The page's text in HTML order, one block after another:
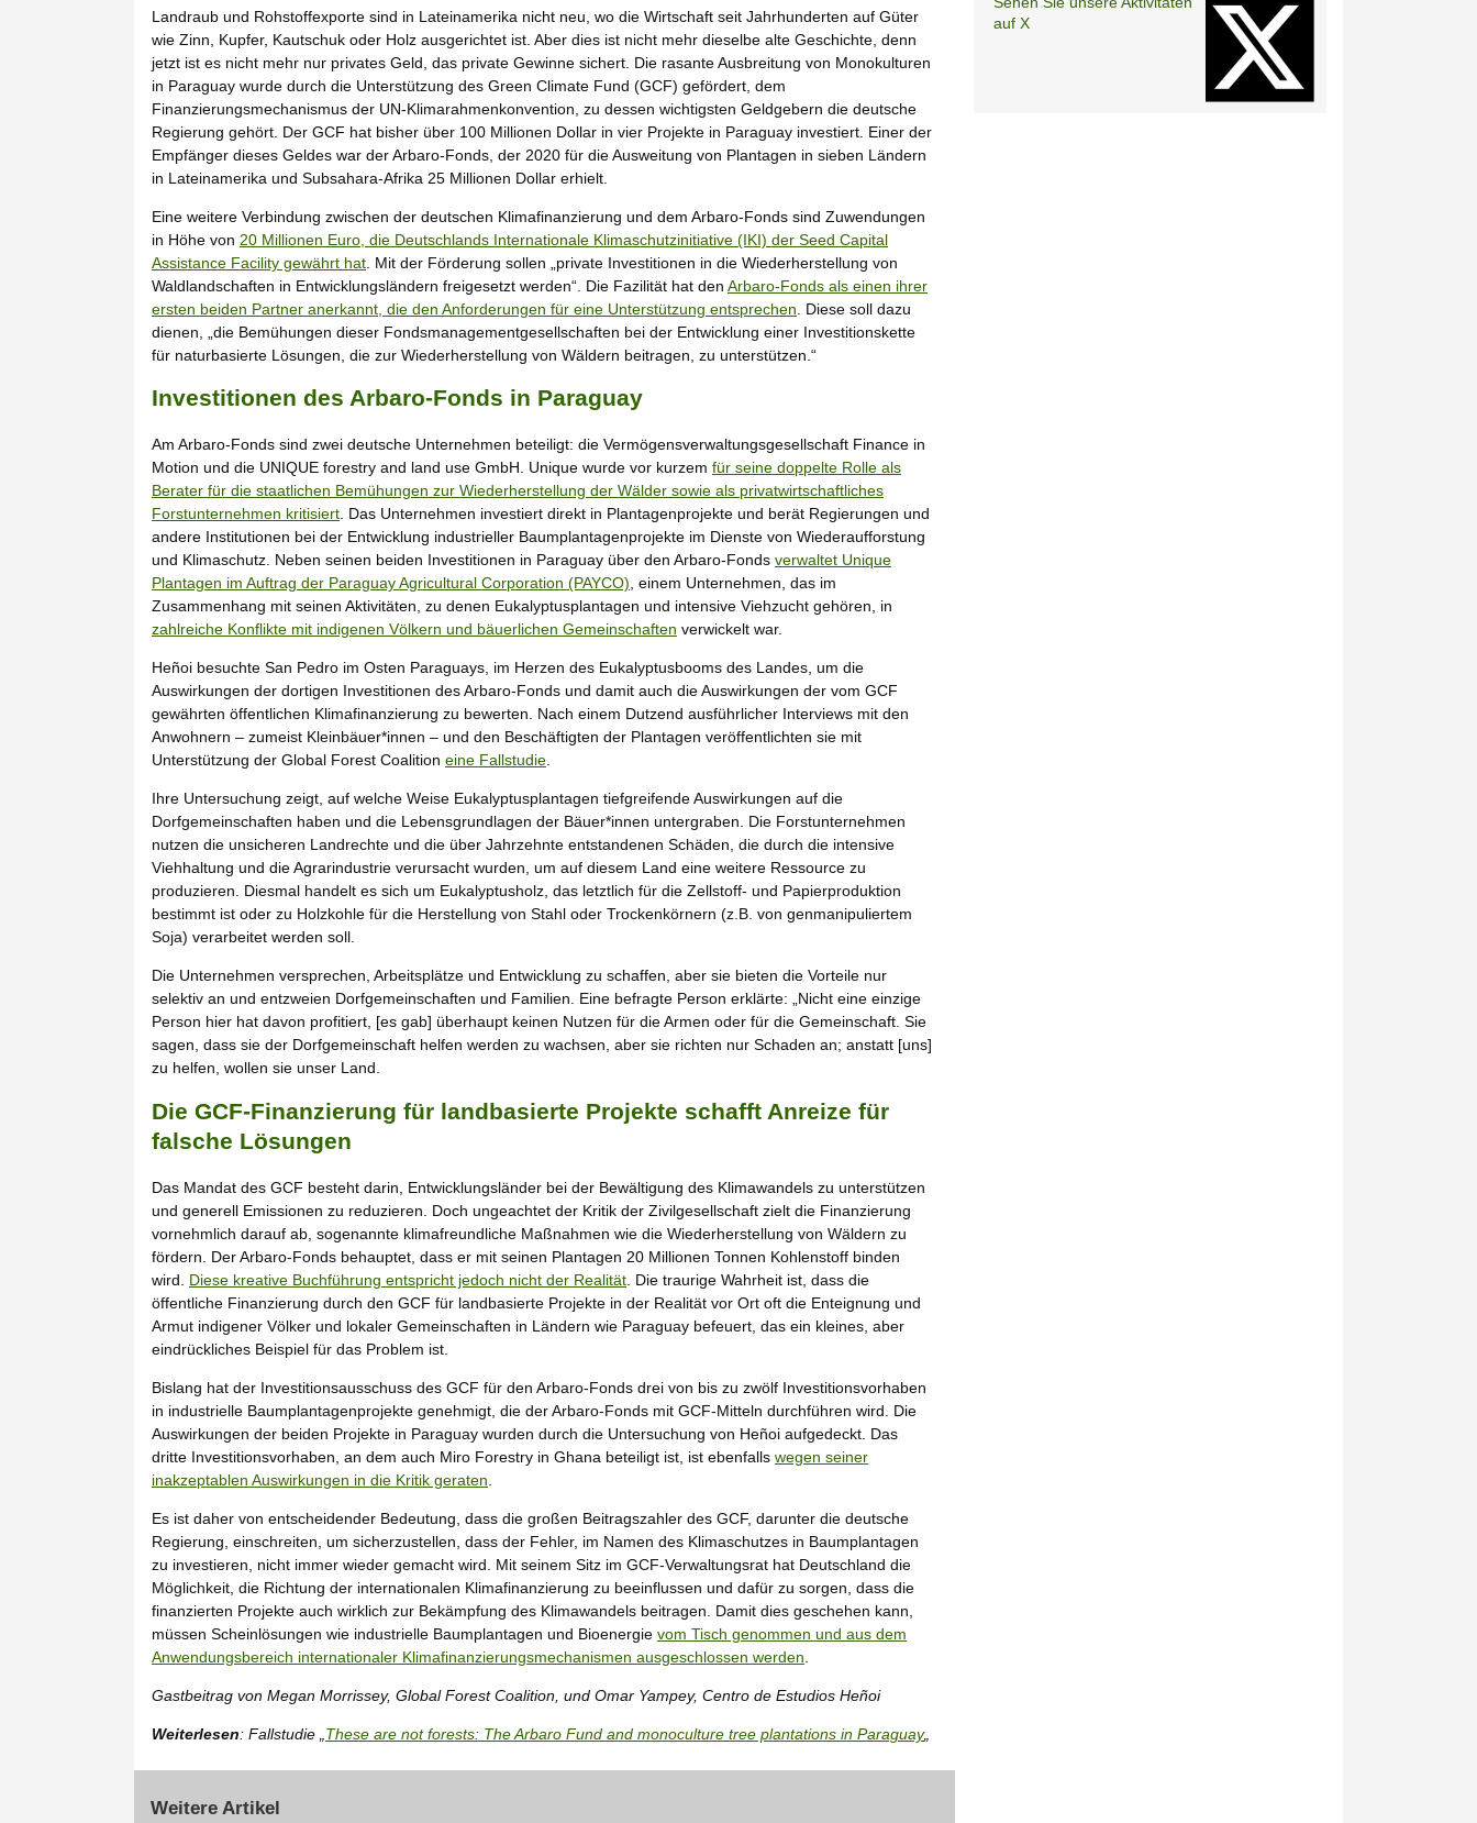
Landraub und Rohstoffexporte sind in Lateinamerika nicht neu, wo die Wirtschaft seit Jahrhunderten auf Güter
wie Zinn, Kupfer, Kautschuk oder Holz ausgerichtet ist. Aber dies ist nicht mehr dieselbe alte Geschichte, denn
jetzt ist es nicht mehr nur privates Geld, das private Gewinne sichert. Die rasante Ausbreitung von Monokulturen
in Paraguay wurde durch die Unterstützung des Green Climate Fund (GCF) gefördert, dem
Finanzierungsmechanismus der UN-Klimarahmenkonvention, zu dessen wichtigsten Geldgebern die deutsche
Regierung gehört. Der GCF hat bisher über 100 Millionen Dollar in vier Projekte in Paraguay investiert. Einer der
Empfänger dieses Geldes war der Arbaro-Fonds, der 2020 für die Ausweitung von Plantagen in sieben Ländern
in Lateinamerika und Subsahara-Afrika 25 Millionen Dollar erhielt.
Eine weitere Verbindung zwischen der deutschen Klimafinanzierung und dem Arbaro-Fonds sind Zuwendungen
in Höhe von 20 Millionen Euro, die Deutschlands Internationale Klimaschutzinitiative (IKI) der Seed Capital
Assistance Facility gewährt hat . Mit der Förderung sollen „private Investitionen in die Wiederherstellung von
Waldlandschaften in Entwicklungsländern freigesetzt werden“. Die Fazilität hat den Arbaro-Fonds als einen ihrer
ersten beiden Partner anerkannt, die den Anforderungen für eine Unterstützung entsprechen . Diese soll dazu
dienen, „die Bemühungen dieser Fondsmanagementgesellschaften bei der Entwicklung einer Investitionskette
für naturbasierte Lösungen, die zur Wiederherstellung von Wäldern beitragen, zu unterstützen.“
Investitionen des Arbaro-Fonds in Paraguay
Am Arbaro-Fonds sind zwei deutsche Unternehmen beteiligt: die Vermögensverwaltungsgesellschaft Finance in
Motion und die UNIQUE forestry and land use GmbH. Unique wurde vor kurzem für seine doppelte Rolle als
Berater für die staatlichen Bemühungen zur Wiederherstellung der Wälder sowie als privatwirtschaftliches
Forstunternehmen kritisiert. Das Unternehmen investiert direkt in Plantagenprojekte und berät Regierungen und
andere Institutionen bei der Entwicklung industrieller Baumplantagenprojekte im Dienste von Wiederaufforstung
und Klimaschutz. Neben seinen beiden Investitionen in Paraguay über den Arbaro-Fonds verwaltet Unique
Plantagen im Auftrag der Paraguay Agricultural Corporation (PAYCO), einem Unternehmen, das im
Zusammenhang mit seinen Aktivitäten, zu denen Eukalyptusplantagen und intensive Viehzucht gehören, in
zahlreiche Konflikte mit indigenen Völkern und bäuerlichen Gemeinschaften verwickelt war.
Heñoi besuchte San Pedro im Osten Paraguays, im Herzen des Eukalyptusbooms des Landes, um die
Auswirkungen der dortigen Investitionen des Arbaro-Fonds und damit auch die Auswirkungen der vom GCF
gewährten öffentlichen Klimafinanzierung zu bewerten. Nach einem Dutzend ausführlicher Interviews mit den
Anwohnern – zumeist Kleinbäuer*innen – und den Beschäftigten der Plantagen veröffentlichten sie mit
Unterstützung der Global Forest Coalition eine Fallstudie.
Ihre Untersuchung zeigt, auf welche Weise Eukalyptusplantagen tiefgreifende Auswirkungen auf die
Dorfgemeinschaften haben und die Lebensgrundlagen der Bäuer*innen untergraben. Die Forstunternehmen
nutzen die unsicheren Landrechte und die über Jahrzehnte entstandenen Schäden, die durch die intensive
Viehhaltung und die Agrarindustrie verursacht wurden, um auf diesem Land eine weitere Ressource zu
produzieren. Diesmal handelt es sich um Eukalyptusholz, das letztlich für die Zellstoff- und Papierproduktion
bestimmt ist oder zu Holzkohle für die Herstellung von Stahl oder Trockenkörnern (z.B. von genmanipuliertem
Soja) verarbeitet werden soll.
Die Unternehmen versprechen, Arbeitsplätze und Entwicklung zu schaffen, aber sie bieten die Vorteile nur
selektiv an und entzweien Dorfgemeinschaften und Familien. Eine befragte Person erklärte: „Nicht eine einzige
Person hier hat davon profitiert, [es gab] überhaupt keinen Nutzen für die Armen oder für die Gemeinschaft. Sie
sagen, dass sie der Dorfgemeinschaft helfen werden zu wachsen, aber sie richten nur Schaden an; anstatt [uns]
zu helfen, wollen sie unser Land.
Die GCF-Finanzierung für landbasierte Projekte schafft Anreize für
falsche Lösungen
Das Mandat des GCF besteht darin, Entwicklungsländer bei der Bewältigung des Klimawandels zu unterstützen
und generell Emissionen zu reduzieren. Doch ungeachtet der Kritik der Zivilgesellschaft zielt die Finanzierung
vornehmlich darauf ab, sogenannte klimafreundliche Maßnahmen wie die Wiederherstellung von Wäldern zu
fördern. Der Arbaro-Fonds behauptet, dass er mit seinen Plantagen 20 Millionen Tonnen Kohlenstoff binden
wird. Diese kreative Buchführung entspricht jedoch nicht der Realität . Die traurige Wahrheit ist, dass die
öffentliche Finanzierung durch den GCF für landbasierte Projekte in der Realität vor Ort oft die Enteignung und
Armut indigener Völker und lokaler Gemeinschaften in Ländern wie Paraguay befeuert, das ein kleines, aber
eindrückliches Beispiel für das Problem ist.
Bislang hat der Investitionsausschuss des GCF für den Arbaro-Fonds drei von bis zu zwölf Investitionsvorhaben
in industrielle Baumplantagenprojekte genehmigt, die der Arbaro-Fonds mit GCF-Mitteln durchführen wird. Die
Auswirkungen der beiden Projekte in Paraguay wurden durch die Untersuchung von Heñoi aufgedeckt. Das
dritte Investitionsvorhaben, an dem auch Miro Forestry in Ghana beteiligt ist, ist ebenfalls wegen seiner
inakzeptablen Auswirkungen in die Kritik geraten
Es ist daher von entscheidender Bedeutung, dass die großen Beitragszahler des GCF, darunter die deutsche
Regierung, einschreiten, um sicherzustellen, dass der Fehler, im Namen des Klimaschutzes in Baumplantagen
zu investieren, nicht immer wieder gemacht wird. Mit seinem Sitz im GCF-Verwaltungsrat hat Deutschland die
Möglichkeit, die Richtung der internationalen Klimafinanzierung zu beeinflussen und dafür zu sorgen, dass die
finanzierten Projekte auch wirklich zur Bekämpfung des Klimawandels beitragen. Damit dies geschehen kann,
müssen Scheinlösungen wie industrielle Baumplantagen und Bioenergie vom Tisch genommen und aus dem
Anwendungsbereich internationaler Klimafinanzierungsmechanismen ausgeschlossen werden
Gastbeitrag von Megan Morrissey, Global Forest Coalition, und Omar Yampey, Centro de Estudios Heñoi
Weiterlesen: Fallstudie „ These are not forests: The Arbaro Fund and monoculture tree plantations in Paraguay„
Weitere Artikel
auf X